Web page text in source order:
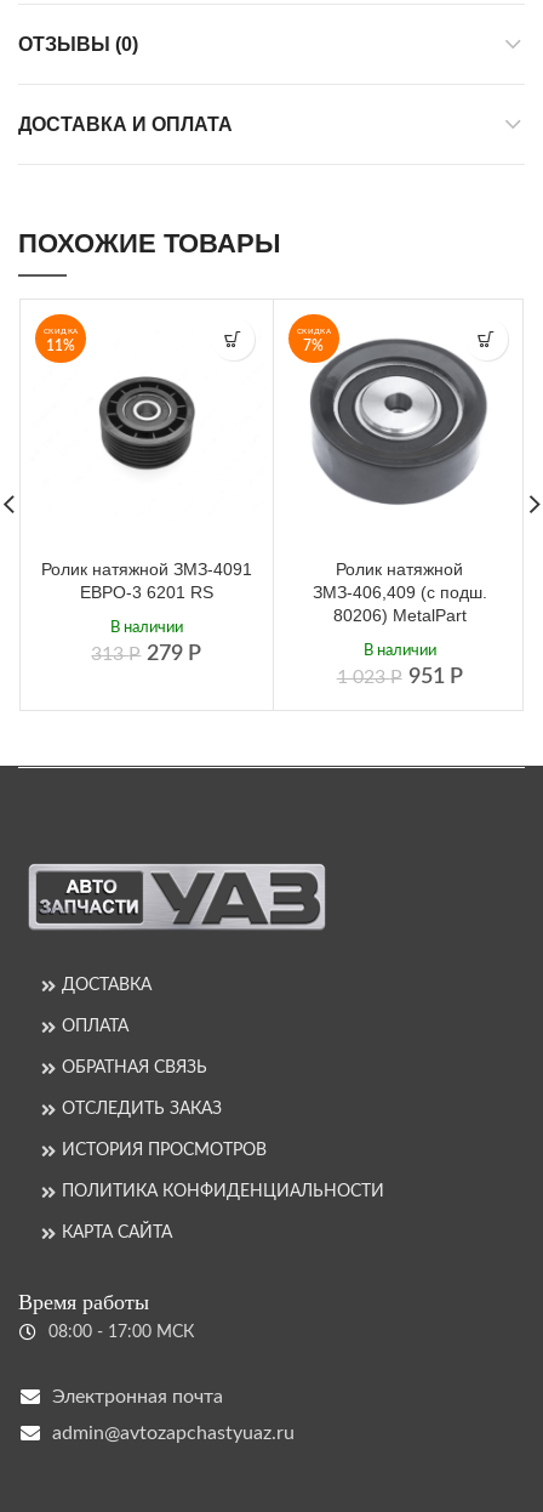
ОТЗЫВЫ (0)
ДОСТАВКА И ОПЛАТА
ПОХОЖИЕ ТОВАРЫ
СКИДКА
11%
Ролик натяжной ЗМЗ-4091
ЕВРО-3 6201 RS
313Р 279 Р
В наличии
СКИДКА
7%
Ролик натяжной
ЗМЗ-406,409 (с подш.
80206) MetalPart
1 023Р 951 Р
В наличии
ДОСТАВКА
ОПЛАТА
ОБРАТНАЯ СВЯЗЬ
ОТСЛЕДИТЬ ЗАКАЗ
ИСТОРИЯ ПРОСМОТРОВ
ПОЛИТИКА КОНФИДЕНЦИАЛЬНОСТИ
КАРТА САЙТА
Время работы
08:00 - 17:00 МСК
Электронная почта
admin@avtozapchastyuaz.ru